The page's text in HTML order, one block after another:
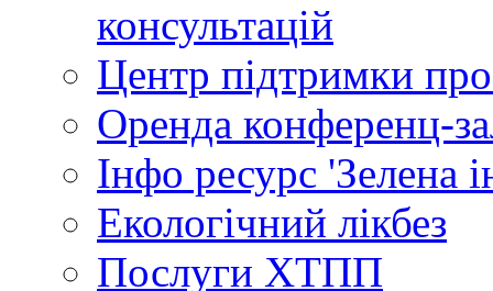
консультацій
Центр підтримки
Оренда конференц-
Інфо ресурс 'Зелена
Екологічний лікбез
Послуги ХТПП